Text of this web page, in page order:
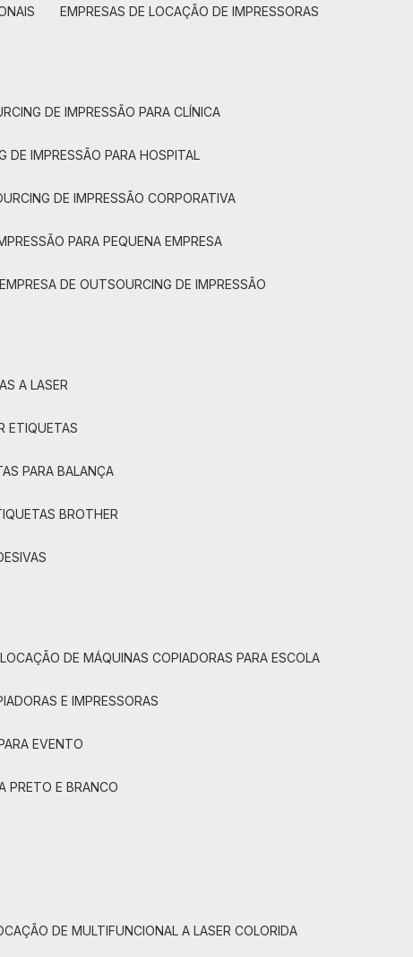
EMPRESAS DE LOCAÇÃO DE IMPRESSORAS
DE IMPRESSÃO PARA CLÍNICA
DE IMPRESSÃO PARA HOSPITAL
DE IMPRESSÃO CORPORATIVA
PARA PEQUENA EMPRESA
EMPRESA DE OUTSOURCING DE IMPRESSÃO
A LASER
ETIQUETAS
PARA BALANÇA
BROTHER
LOCAÇÃO DE MÁQUINAS COPIADORAS PARA ESCOLA
E IMPRESSORAS
EVENTO
PRETO E BRANCO
DE MULTIFUNCIONAL A LASER COLORIDA